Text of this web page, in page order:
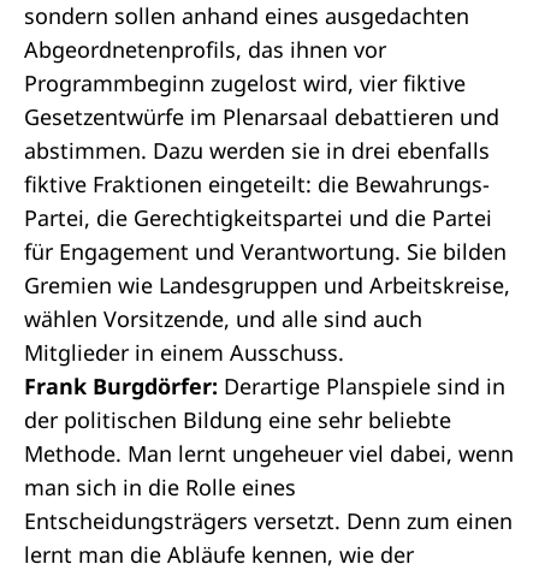
sondern sollen anhand eines ausgedachten
Abgeordnetenprofils, das ihnen vor
Programmbeginn zugelost wird, vier fiktive
Gesetzentwürfe im Plenarsaal debattieren und
abstimmen. Dazu werden sie in drei ebenfalls
fiktive Fraktionen eingeteilt: die Bewahrungs-
Partei, die Gerechtigkeitspartei und die Partei
für Engagement und Verantwortung. Sie bilden
Gremien wie Landesgruppen und Arbeitskreise,
wählen Vorsitzende, und alle sind auch
Mitglieder in einem Ausschuss.
Frank Burgdörfer: Derartige Planspiele sind in
der politischen Bildung eine sehr beliebte
Methode. Man lernt ungeheuer viel dabei, wenn
man sich in die Rolle eines
Entscheidungsträgers versetzt. Denn zum einen
lernt man die Abläufe kennen, wie der